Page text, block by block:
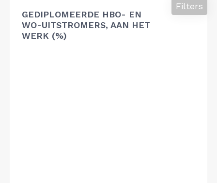
GEDIPLOMEERDE HBO- EN
WO-UITSTROMERS, AAN HET
WERK (%)
Filters